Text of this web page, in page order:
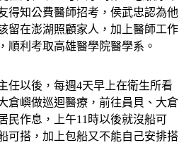
留在澎湖照顧家人，加上醫師工作
順利考取高雄醫學院醫學系。
倉嶼做巡迴醫療，前往員貝、大倉
民作息，上午11時以後就沒船可
可搭，加上包船又不能自己安排搭
念頭在他心中萌芽。